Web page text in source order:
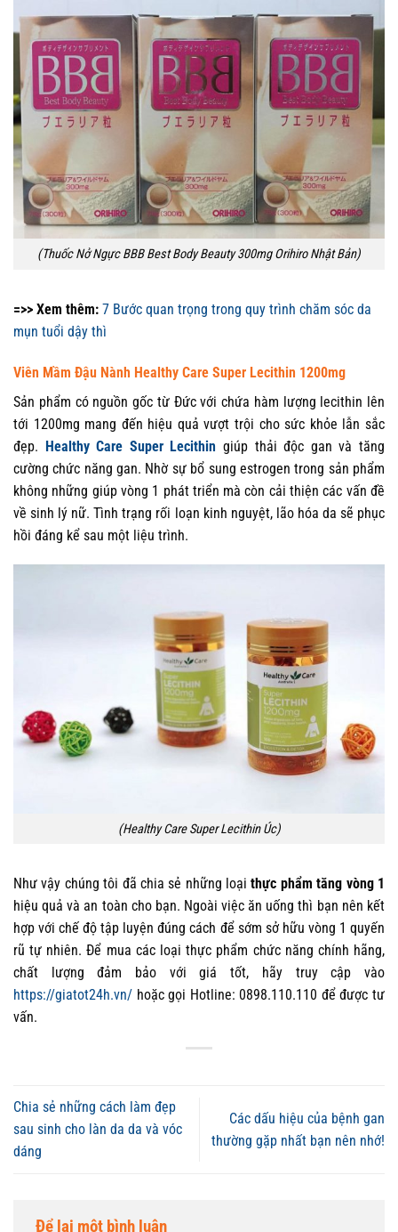
(Thuốc Nở Ngực BBB Best Body Beauty 300mg Orihiro Nhật Bản)
=>> Xem thêm: 7 Bước quan trọng trong quy trình chăm sóc da
mụn tuổi dậy thì
Viên Mầm Đậu Nành Healthy Care Super Lecithin 1200mg
Sản phẩm có nguồn gốc từ Đức với chứa hàm lượng lecithin lên
tới 1200mg mang đến hiệu quả vượt trội cho sức khỏe lẫn sắc
đẹp. Healthy Care Super Lecithin giúp thải độc gan và tăng
cường chức năng gan. Nhờ sự bổ sung estrogen trong sản phẩm
không những giúp vòng 1 phát triển mà còn cải thiện các vấn đề
về sinh lý nữ. Tình trạng rối loạn kinh nguyệt, lão hóa da sẽ phục
hồi đáng kể sau một liệu trình.
(Healthy Care Super Lecithin Úc)
Như vậy chúng tôi đã chia sẻ những loạithực phẩm tăng vòng 1
hiệu quả và an toàn cho bạn. Ngoài việc ăn uống thì bạn nên kết
hợp với chế độ tập luyện đúng cách để sớm sở hữu vòng 1 quyến
rũ tự nhiên. Để mua các loại thực phẩm chức năng chính hãng,
chất lượng đảm bảo với giá tốt, hãy truy cập vào
https://giatot24h.vn/ hoặc gọi Hotline: 0898.110.110 để được tư
vấn.
Chia sẻ những cách làm đẹp
sau sinh cho làn da da và vóc
dáng
Các dấu hiệu của bệnh gan
thường gặp nhất bạn nên nhớ!
Để lại một bình luận